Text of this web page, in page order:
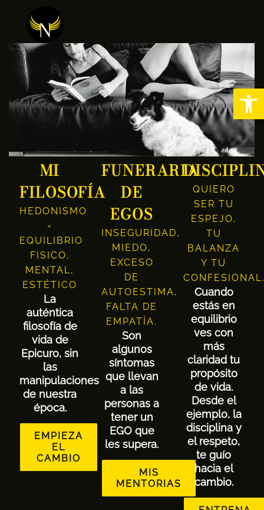
MI
FILOSOFÍA
HEDONISMO
=
EQUILIBRIO
FISICO,
MENTAL,
ESTÉTICO
La
auténtica
filosofía de
vida de
Epicuro, sin
las
manipulaciones
de nuestra
época.
EMPIEZA
EL
CAMBIO
FUNERARIA
DE
EGOS
INSEGURIDAD,
MIEDO,
EXCESO
DE
AUTOESTIMA,
FALTA DE
EMPATÍA.
Son
algunos
síntomas
que llevan
a las
personas a
tener un
EGO que
les supera.
MIS
MENTORIAS
QUIERO
SER TU
ESPEJO,
TU
BALANZA
Y TU
Cuando
estás en
equilibrio
ves con
más
claridad tu
propósito
de vida.
Desde el
ejemplo, la
disciplina y
el respeto,
te guío
hacia el
cambio.
Abrir